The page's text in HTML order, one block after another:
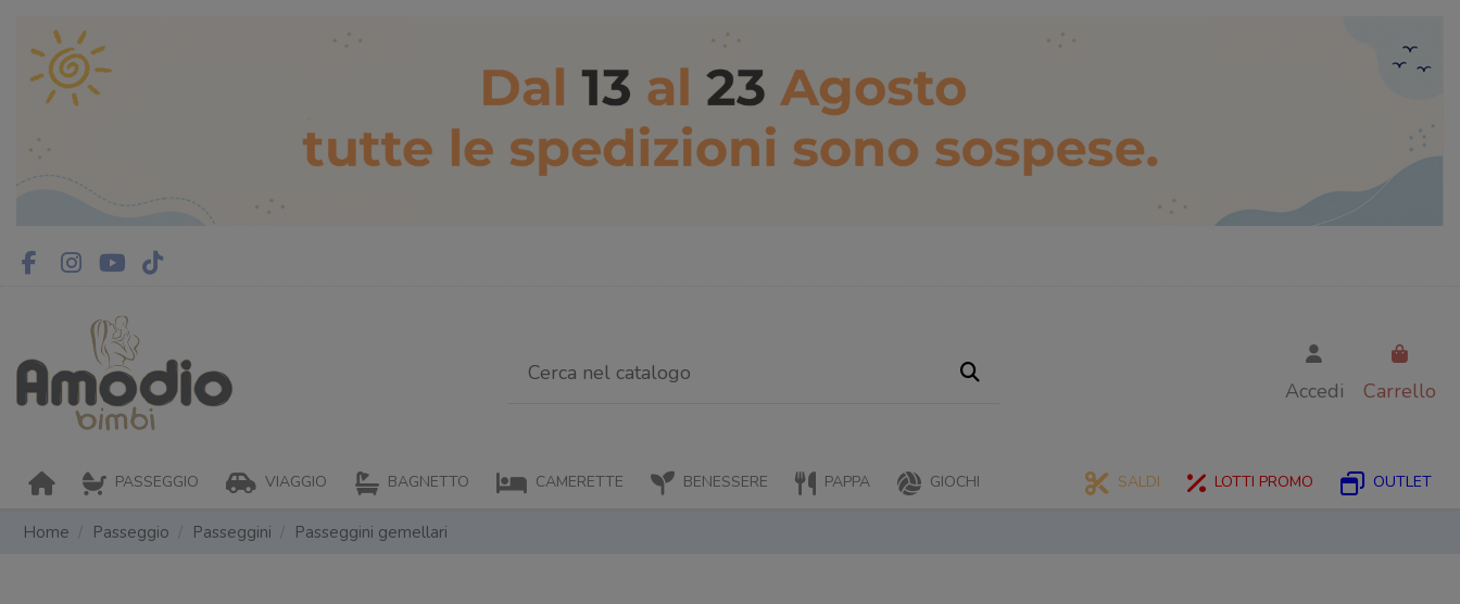
Accedi Carrello
PASSEGGIO VIAGGIO BAGNETTO CAMERETTE BENESSERE PAPPA GIOCHI OUTLET
LOTTI PROMO
SALDI
Home Passeggio Passeggini Passeggini gemellari